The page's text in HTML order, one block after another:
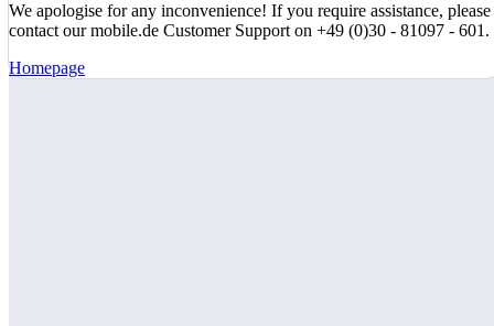
We apologise for any inconvenience! If you require assistance, please
contact our mobile.de Customer Support on +49 (0)30 - 81097 - 601.
Homepage